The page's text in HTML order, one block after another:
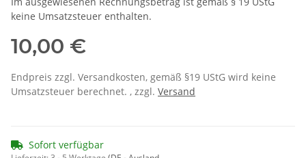
keine Umsatzsteuer enthalten.
10,00 €
Endpreis zzgl. Versandkosten, gemäß §19 UStG wird keine
Umsatzsteuer berechnet. , zzgl. Versand
Sofort verfügbar